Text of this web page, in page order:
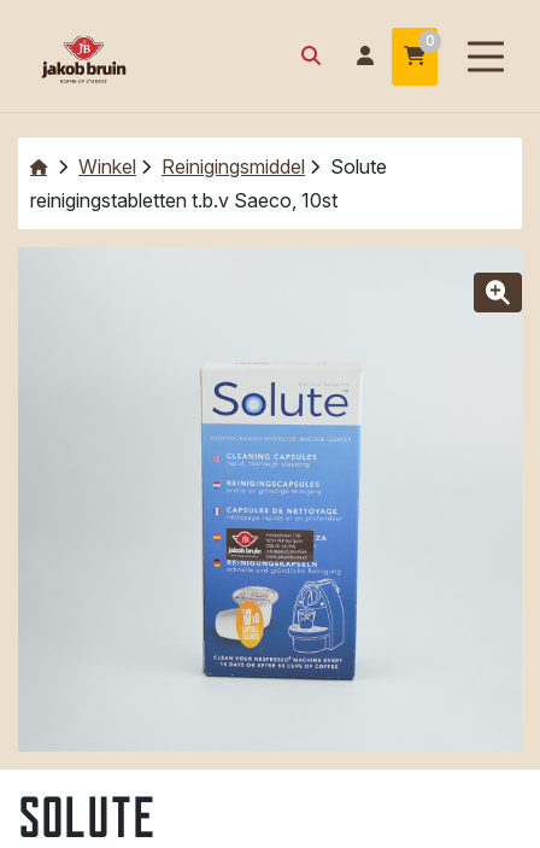
0
Winkel Reinigingsmiddel
Solute
reinigingstabletten t.b.v Saeco, 10st
Solute